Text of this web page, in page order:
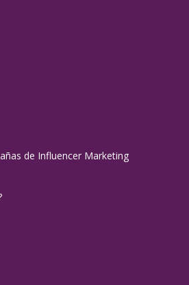
de Influencer Marketing